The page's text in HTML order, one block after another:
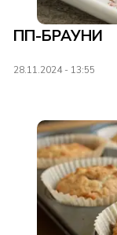
ПП-БРАУНИ
28.11.2024 - 13:55